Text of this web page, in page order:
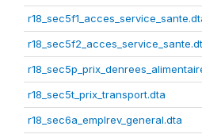
r18_sec5t_prix_transport.dta
r18_sec6a_emplrev_general.dta